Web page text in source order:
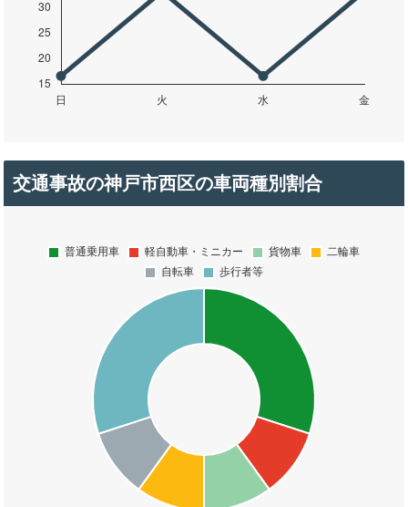
交通事故の神戸市西区の車両種別割合